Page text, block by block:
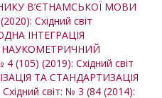
В’ЄТНАМСЬКОЇ МОВИ
Східний світ
ІНТЕГРАЦІЯ
НАУКОМЕТРИЧНИЙ
4 (105) (2019): Східний світ
ТА СТАНДАРТИЗАЦІЯ
Східний світ: № 3 (84 (2014):